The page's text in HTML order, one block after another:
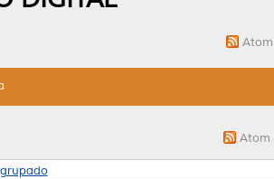
Atom
Atom